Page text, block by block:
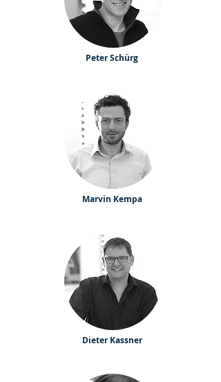
Peter Schürg
Marvin Kempa
Dieter Kassner